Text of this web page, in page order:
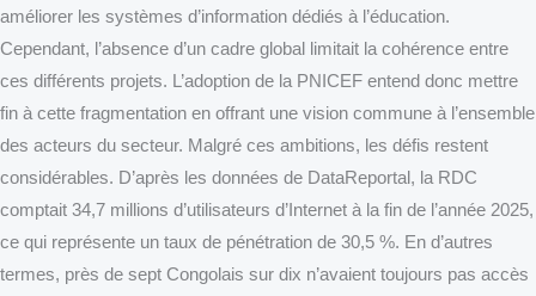
améliorer les systèmes d’information dédiés à l’éducation.
Cependant, l’absence d’un cadre global limitait la cohérence entre
ces différents projets. L’adoption de la PNICEF entend donc mettre
fin à cette fragmentation en offrant une vision commune à l’ensemble
des acteurs du secteur. Malgré ces ambitions, les défis restent
considérables. D’après les données de DataReportal, la RDC
comptait 34,7 millions d’utilisateurs d’Internet à la fin de l’année 2025,
ce qui représente un taux de pénétration de 30,5 %. En d’autres
termes, près de sept Congolais sur dix n’avaient toujours pas accès